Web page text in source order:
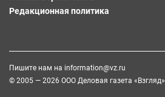
Редакционная политика
Пишите нам на information@vz.ru
© 2005 — 2026 ООО Деловая газета «Взгляд»